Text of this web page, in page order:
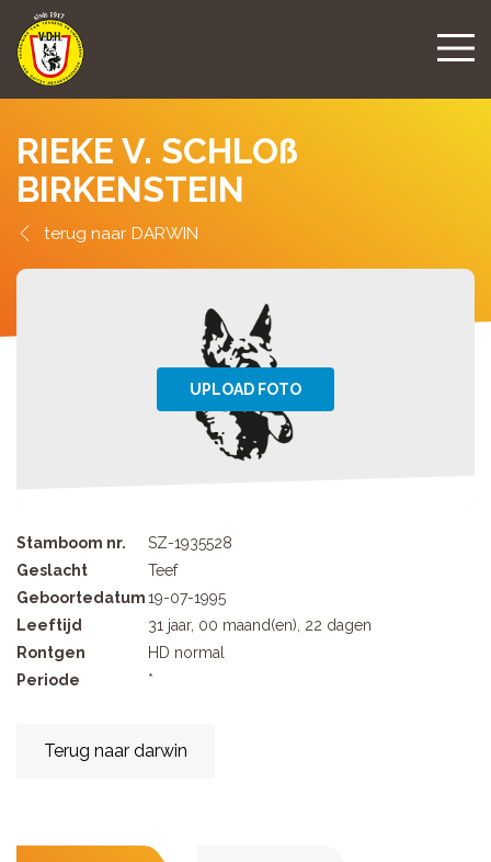
RIEKE V. SCHLOß
BIRKENSTEIN
DARWIN
Stamboom nr.
SZ-1935528
Geslacht
Teef
Geboortedatum19-07-1995
Leeftijd
31 jaar, 00 maand(en), 22 dagen
Rontgen
HD normal
Periode
*
Terug naar darwin